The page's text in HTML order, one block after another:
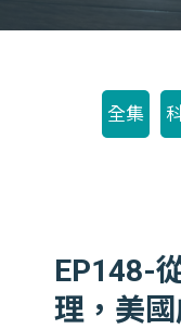
全集
EP148-
理，美